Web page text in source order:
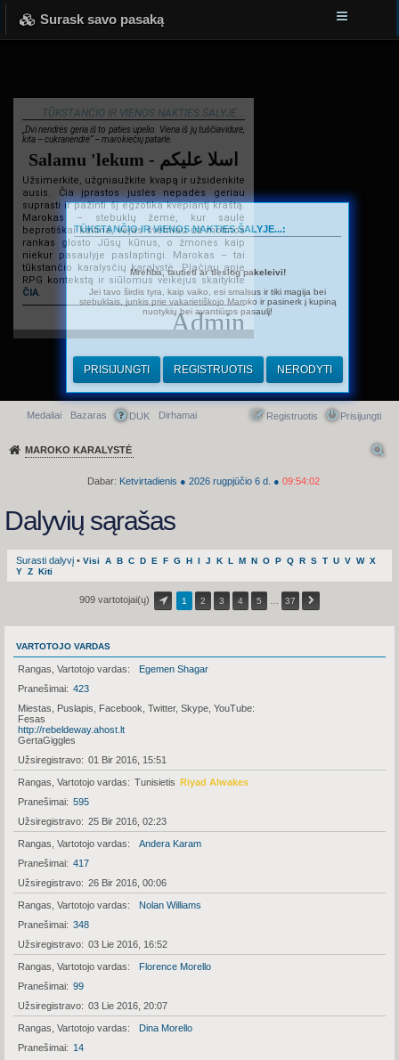
Surask savo pasaką
TŪKSTANČIO IR VIENOS NAKTIES ŠALYJE...
„Dvi nendrės geria iš to paties upelio. Viena iš jų tuščiavidurė,
kita – cukranendrė“ – marokiečių patarlė.
Salamu 'lekum - اسلا عليكم
Užsimerkite, užgniaužkite kvapą ir užsidenkite
ausis. Čia įprastos juslės nepadės geriau
suprasti ir pažinti šį egzotika kvepiantį kraštą.
Marokas – stebuklų žemė, kur saulė
beprotiškai kaitina, vėjas švelniau už motinos
rankas glosto Jūsų kūnus, o žmonės kaip
niekur pasaulyje paslaptingi. Marokas – tai
tūkstančio karalysčių karalystė. Plačiau apie
RPG kontekstą ir siūlomus veikėjus skaitykite
ČIA.
Admin
Greitasis meniu
Medaliai Bazaras DUK Dirhamai Prisijungti
Registruotis
MAROKO KARALYSTĖ
Dabar: Ketvirtadienis ● 2026 rugpjūčio 6 d. ● 09:54:02
TŪKSTANČIO IR VIENOS NAKTIES ŠALYJE...:
Mrehba, tautieti ar tiesiog pakeleivi!
Jei tavo širdis tyra, kaip vaiko, esi smalsus ir tiki magija bei
stebuklais, junkis prie vakarietiškojo Maroko ir pasinerk į kupiną
nuotykių bei avantiūros pasaulį!
PRISIJUNGTI REGISTRUOTIS NERODYTI
Dalyvių sąrašas
Surasti dalyvį • Visi A B C D E F G H I J K L M N O P Q R S T U V W X
Y Z Kiti
909 vartotojai(ų) 1 2 3 4 5 37
VARTOTOJO VARDAS
Rangas, Vartotojo vardas
Egemen Shagar
Pranešimai
423
Miestas, Puslapis, Facebook, Twitter, Skype, YouTube
Fesas
http://rebeldeway.ahost.lt
GertaGiggles
Užsiregistravo
01 Bir 2016, 15:51
Rangas, Vartotojo vardas Tunisietis Riyad Alwakes
Pranešimai
595
Užsiregistravo
25 Bir 2016, 02:23
Rangas, Vartotojo vardas
Andera Karam
Pranešimai
417
Užsiregistravo
26 Bir 2016, 00:06
Rangas, Vartotojo vardas
Nolan Williams
Pranešimai
348
Užsiregistravo
03 Lie 2016, 16:52
Rangas, Vartotojo vardas
Florence Morello
Pranešimai
99
Užsiregistravo
03 Lie 2016, 20:07
Rangas, Vartotojo vardas
Dina Morello
Pranešimai
14